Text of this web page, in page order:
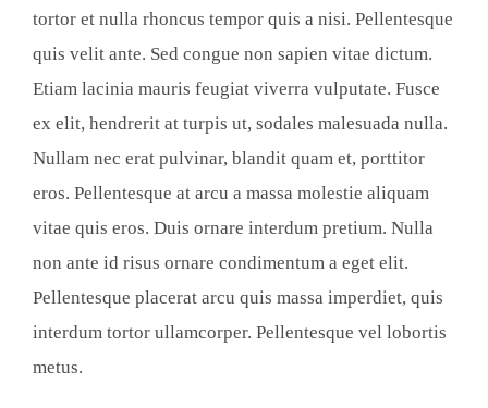
tortor et nulla rhoncus tempor quis a nisi. Pellentesque
quis velit ante. Sed congue non sapien vitae dictum.
Etiam lacinia mauris feugiat viverra vulputate. Fusce
ex elit, hendrerit at turpis ut, sodales malesuada nulla.
Nullam nec erat pulvinar, blandit quam et, porttitor
eros. Pellentesque at arcu a massa molestie aliquam
vitae quis eros. Duis ornare interdum pretium. Nulla
non ante id risus ornare condimentum a eget elit.
Pellentesque placerat arcu quis massa imperdiet, quis
interdum tortor ullamcorper. Pellentesque vel lobortis
metus.